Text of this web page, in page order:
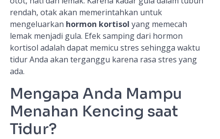
rendah, otak akan memerintahkan untuk
mengeluarkan hormon kortisol yang memecah
lemak menjadi gula. Efek samping dari hormon
kortisol adalah dapat memicu stres sehingga waktu
tidur Anda akan terganggu karena rasa stres yang
ada.
Mengapa Anda Mampu
Menahan Kencing saat
Tidur?